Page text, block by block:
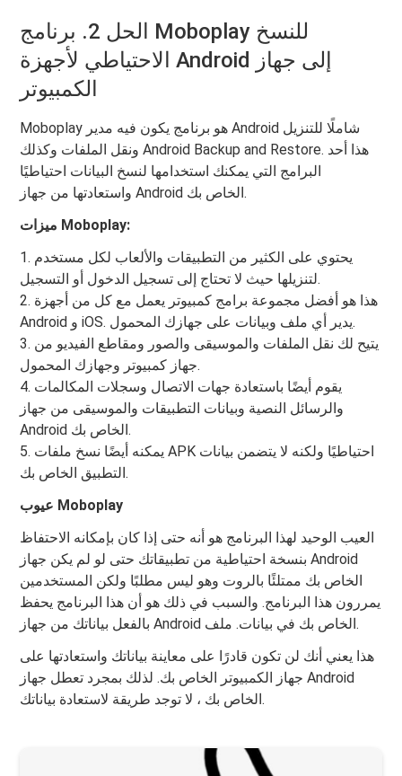
الحل 2. برنامج Moboplay للنسخ
الاحتياطي لأجهزة Android إلى جهاز
الكمبيوتر
Moboplay هو برنامج يكون فيه مدير Android شاملًا للتنزيل
ونقل الملفات وكذلك Android Backup and Restore. هذا أحد
البرامج التي يمكنك استخدامها لنسخ البيانات احتياطيًا
واستعادتها من جهاز Android الخاص بك.
ميزات Moboplay:
1. يحتوي على الكثير من التطبيقات والألعاب لكل مستخدم
لتنزيلها حيث لا تحتاج إلى تسجيل الدخول أو التسجيل.
2. هذا هو أفضل مجموعة برامج كمبيوتر يعمل مع كل من أجهزة
Android و iOS. يدير أي ملف وبيانات على جهازك المحمول.
3. يتيح لك نقل الملفات والموسيقى والصور ومقاطع الفيديو من
جهاز كمبيوتر وجهازك المحمول.
4. يقوم أيضًا باستعادة جهات الاتصال وسجلات المكالمات
والرسائل النصية وبيانات التطبيقات والموسيقى من جهاز
Android الخاص بك.
5. يمكنه أيضًا نسخ ملفات APK احتياطيًا ولكنه لا يتضمن بيانات
التطبيق الخاص بك.
عيوب Moboplay
العيب الوحيد لهذا البرنامج هو أنه حتى إذا كان بإمكانه الاحتفاظ
بنسخة احتياطية من تطبيقاتك حتى لو لم يكن جهاز Android
الخاص بك ممتلئًا بالروت وهو ليس مطلبًا ولكن المستخدمين
يمررون هذا البرنامج. والسبب في ذلك هو أن هذا البرنامج يحفظ
بالفعل بياناتك من جهاز Android الخاص بك في بيانات. ملف.
هذا يعني أنك لن تكون قادرًا على معاينة بياناتك واستعادتها على
جهاز الكمبيوتر الخاص بك. لذلك بمجرد تعطل جهاز Android
الخاص بك ، لا توجد طريقة لاستعادة بياناتك.